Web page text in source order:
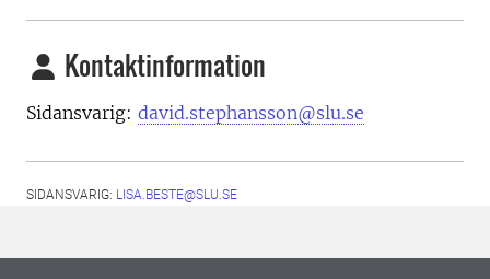
Kontaktinformation
Sidansvarig: david.stephansson@slu.se
SIDANSVARIG: LISA.BESTE@SLU.SE